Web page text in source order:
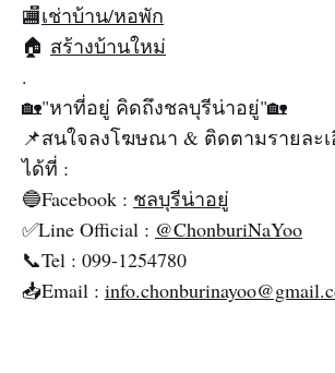
🏬เช่าบ้าน/หอพัก
🏠 สร้างบ้านใหม่
.
🏡"หาที่อยู่ คิดถึงชลบุรีน่าอยู่"🏡
📌สนใจลงโฆษณา & ติดตามรายละเ
ได้ที่ :
🔵Facebook : ชลบุรีน่าอยู่
✅Line Official : @ChonburiNaYoo
📞Tel : 099-1254780
📥Email :